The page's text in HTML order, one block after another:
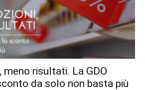
meno risultati. La GDO
da solo non basta più